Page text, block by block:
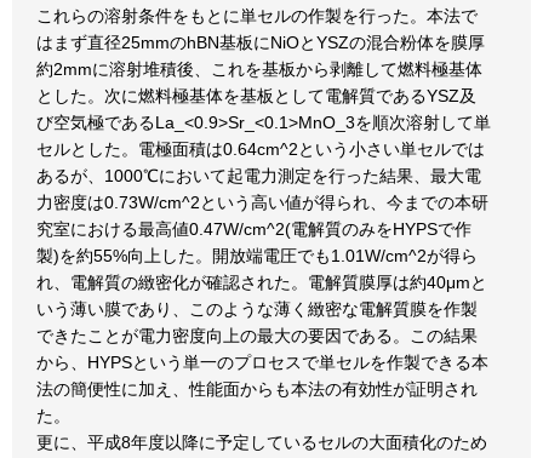
これらの溶射条件をもとに単セルの作製を行った。本法で
はまず直径25mmのhBN基板にNiOとYSZの混合粉体を膜厚
約2mmに溶射堆積後、これを基板から剥離して燃料極基体
とした。次に燃料極基体を基板として電解質であるYSZ及
び空気極であるLa_<0.9>Sr_<0.1>MnO_3を順次溶射して単
セルとした。電極面積は0.64cm^2という小さい単セルでは
あるが、1000℃において起電力測定を行った結果、最大電
力密度は0.73W/cm^2という高い値が得られ、今までの本研
究室における最高値0.47W/cm^2(電解質のみをHYPSで作
製)を約55%向上した。開放端電圧でも1.01W/cm^2が得ら
れ、電解質の緻密化が確認された。電解質膜厚は約40μmと
いう薄い膜であり、このような薄く緻密な電解質膜を作製
できたことが電力密度向上の最大の要因である。この結果
から、HYPSという単一のプロセスで単セルを作製できる本
法の簡便性に加え、性能面からも本法の有効性が証明され
た。
更に、平成8年度以降に予定しているセルの大面積化のため